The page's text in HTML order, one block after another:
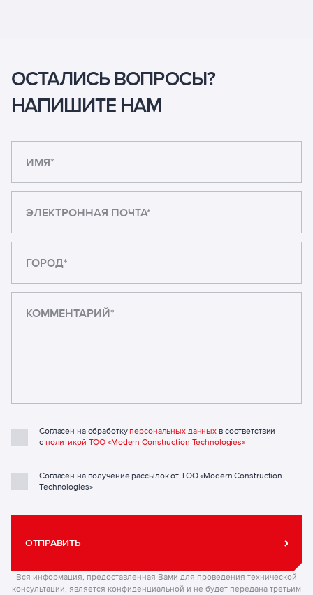
ОСТАЛИСЬ ВОПРОСЫ?
НАПИШИТЕ НАМ
ИМЯ*
ЭЛЕКТРОННАЯ ПОЧТА*
ГОРОД*
Согласен на обработку персональных данных в соответствии
с политикой ТОО «Modern Construction Technologies»
Согласен на получение рассылок от ТОО «Modern Construction
Technologies»
ОТПРАВИТЬ
Вся информация, предоставленная Вами для проведения технической
консультации, является конфиденциальной и не будет передана третьим